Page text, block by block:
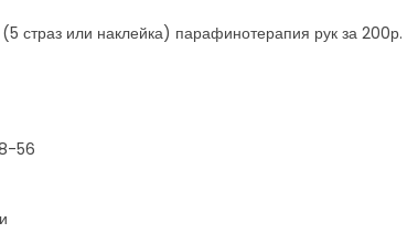
страз или наклейка) парафинотерапия рук за 200р.
56